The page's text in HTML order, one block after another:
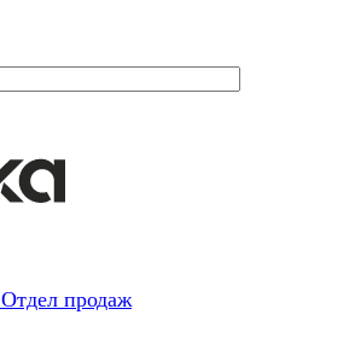
Отдел продаж